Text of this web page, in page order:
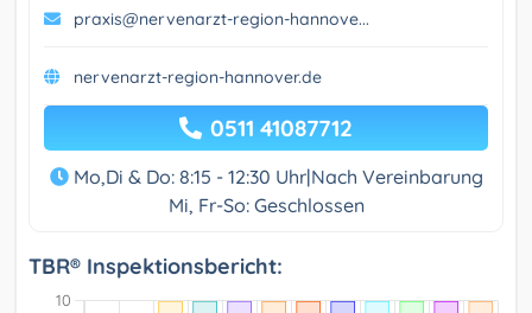
praxis@nervenarzt-region-hannove...
nervenarzt-region-hannover.de
0511 41087712
Mo,Di & Do: 8:15 - 12:30 Uhr|Nach Vereinbarung
Mi, Fr-So: Geschlossen
TBR® Inspektionsbericht: